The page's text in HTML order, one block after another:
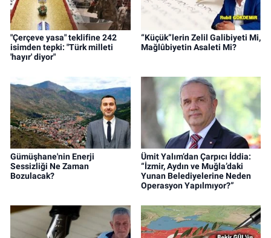
"Çerçeve yasa" teklifine 242
isimden tepki: "Türk milleti
'hayır' diyor"
“Küçük”lerin Zelil Galibiyeti Mi,
Mağlûbiyetin Asaleti Mi?
Gümüşhane'nin Enerji
Sessizliği Ne Zaman
Bozulacak?
Ümit Yalım’dan Çarpıcı İddia:
“İzmir, Aydın ve Muğla’daki
Yunan Belediyelerine Neden
Operasyon Yapılmıyor?”